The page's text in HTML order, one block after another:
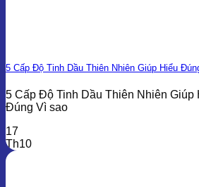
5 Cấp Độ Tinh Dầu Thiên Nhiên Giúp Hiểu
5 Cấp Độ Tinh Dầu Thiên Nhiên
Đúng Vì sao
17
Th10